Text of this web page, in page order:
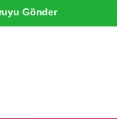
Gönder